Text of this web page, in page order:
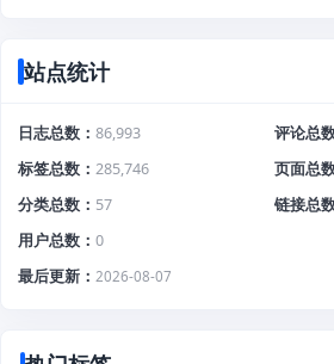
站点统计
日志总数 86,993 评论总
标签总数
285,746 页面总
分类总数
57 链接总
用户总数
0
最后更新
2026-08-07